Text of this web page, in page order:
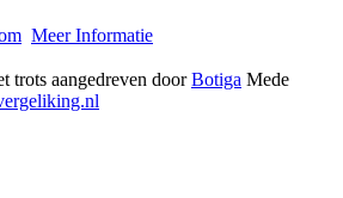
Meer Informatie
trots aangedreven doorBotiga Mede